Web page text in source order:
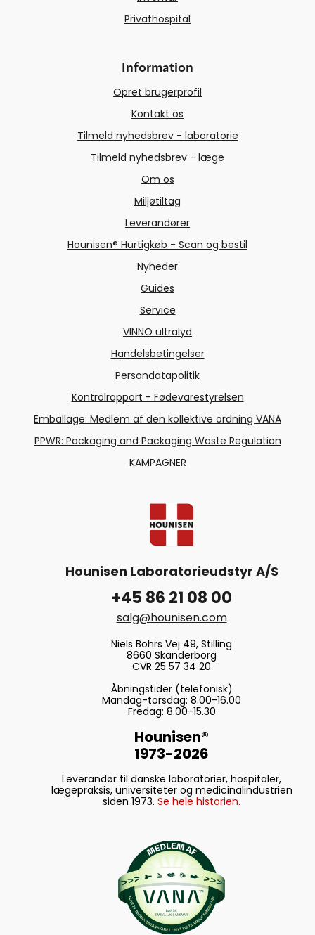
Privathospital
Information
Opret brugerprofil
Kontakt os
Tilmeld nyhedsbrev - laboratorie
Tilmeld nyhedsbrev - læge
Om os
Miljøtiltag
Leverandører
Hounisen® Hurtigkøb - Scan og bestil
Nyheder
Guides
Service
VINNO ultralyd
Handelsbetingelser
Persondatapolitik
Kontrolrapport - Fødevarestyrelsen
Emballage: Medlem af den kollektive ordning VANA
PPWR: Packaging and Packaging Waste Regulation
KAMPAGNER
Hounisen Laboratorieudstyr A/S
+45 86 21 08 00
salg@hounisen.com
Niels Bohrs Vej 49, Stilling
8660 Skanderborg
CVR 25 57 34 20
Åbningstider (telefonisk)
Mandag-torsdag: 8.00-16.00
Fredag: 8.00-15.30
Hounisen®
1973-2026
Leverandør til danske laboratorier, hospitaler,
lægepraksis, universiteter og medicinalindustrien
siden 1973. Se hele historien.